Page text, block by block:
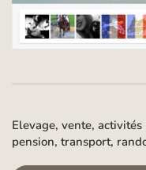
Elevage, vente,
pension, transport,